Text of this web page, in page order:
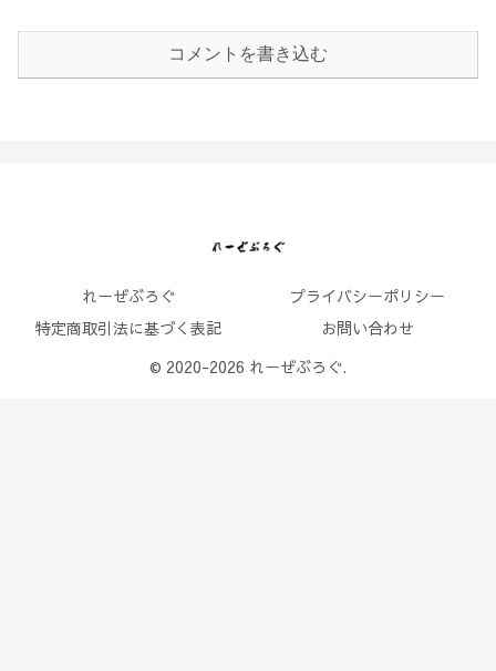
コメントを書き込む
れーぜぶろぐ
プライバシーポリシー
特定商取引法に基づく表記
お問い合わせ
© 2020-2026 れーぜぶろぐ.